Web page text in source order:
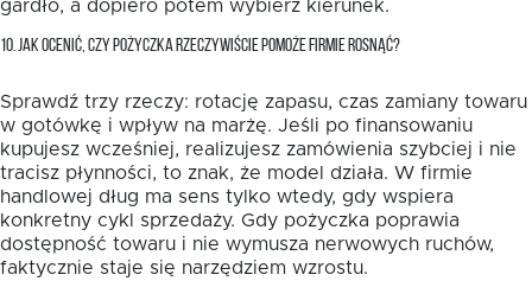
gardło, a dopiero potem wybierz kierunek.
10. JAK OCENIĆ, CZY POŻYCZKA RZECZYWIŚCIE POMOŻE FIRMIE ROSNĄĆ?
Sprawdź trzy rzeczy: rotację zapasu, czas zamiany towaru
w gotówkę i wpływ na marżę. Jeśli po finansowaniu
kupujesz wcześniej, realizujesz zamówienia szybciej i nie
tracisz płynności, to znak, że model działa. W firmie
handlowej dług ma sens tylko wtedy, gdy wspiera
konkretny cykl sprzedaży. Gdy pożyczka poprawia
dostępność towaru i nie wymusza nerwowych ruchów,
faktycznie staje się narzędziem wzrostu.